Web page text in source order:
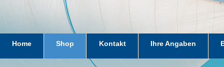
Home Shop Kontakt Ihre Angaben